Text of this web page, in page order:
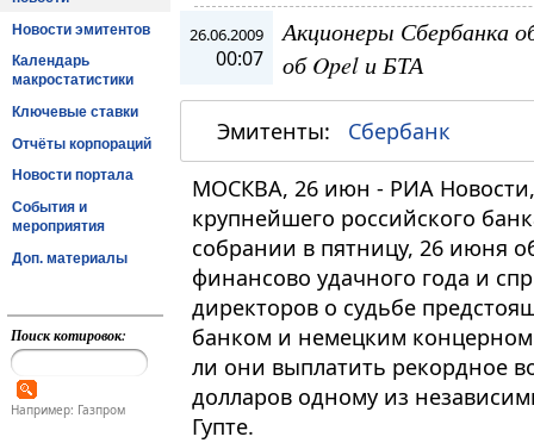
Новости эмитентов
Календарь
макростатистики
Ключевые ставки
Отчёты корпораций
Новости портала
События и
мероприятия
Доп. материалы
Поиск котировок:
Например: Газпром
26.06.2009
00:07
Акционеры Сбербанка
об Opel и БТА
Эмитенты: Сбербанк
МОСКВА, 26 июн - РИА
крупнейшего российского
собрании в пятницу, 26 июня
финансово удачного года и
директоров о судьбе
банком и немецким
ли они выплатить рекордное
долларов одному из
Гупте.